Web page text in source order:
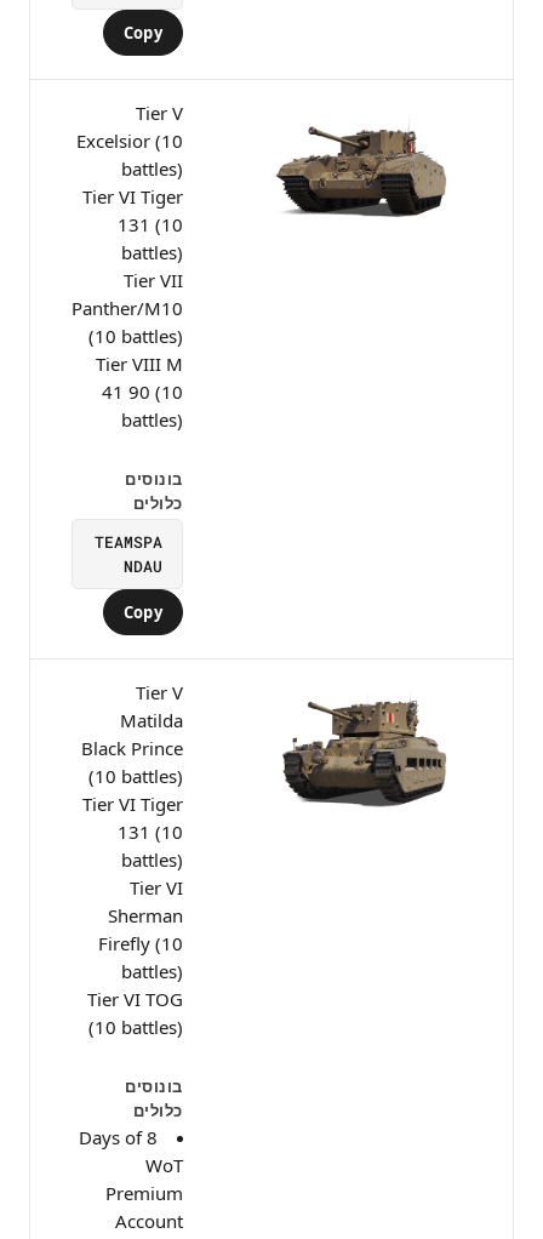
Copy
Tier V
Excelsior (10
battles)
Tier VI Tiger
131 (10
battles)
Tier VII
Panther/M10
(10 battles)
Tier VIII M
41 90 (10
battles)
בונוסים
כלולים
TEAMSPA
NDAU
Copy
Tier V
Matilda
Black Prince
(10 battles)
Tier VI Tiger
131 (10
battles)
Tier VI
Sherman
Firefly (10
battles)
Tier VI TOG
(10 battles)
בונוסים
כלולים
8 Days of
WoT
Premium
Account